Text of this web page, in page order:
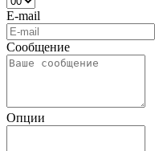
E-mail
Сообщение
Опции